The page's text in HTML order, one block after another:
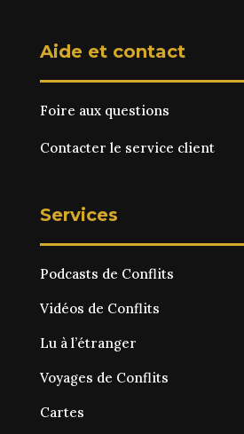
Aide et contact
Foire aux questions
Contacter le service client
Services
Podcasts de Conflits
Vidéos de Conflits
Lu à l’étranger
Voyages de Conflits
Cartes